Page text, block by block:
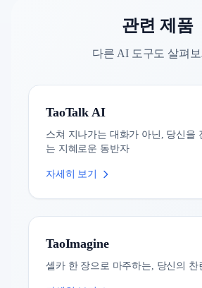
관련 제품
다른 AI 도구도 살펴
TaoTalk AI
스쳐 지나가는 대화가 아닌, 당신을
는 지혜로운 동반자
자세히 보기
TaoImagine
셀카 한 장으로 마주하는, 당신의 찬